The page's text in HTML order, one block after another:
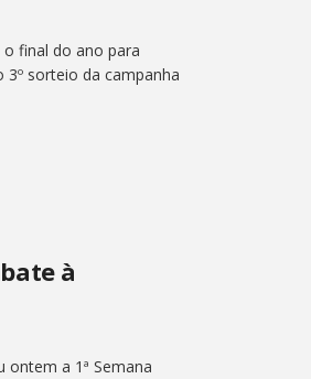
final do ano para
sorteio da campanha
à
ontem a 1ª Semana